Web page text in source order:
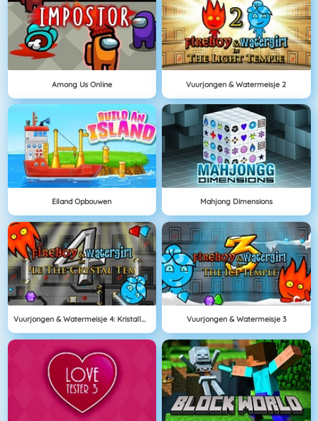
Among Us Online Vuurjongen & Watermeisje 2
Eiland Opbouwen Mahjong Dimensions
Vuurjongen & Watermeisje 4: Kristallen Tempel Vuurjongen & Watermeisje 3